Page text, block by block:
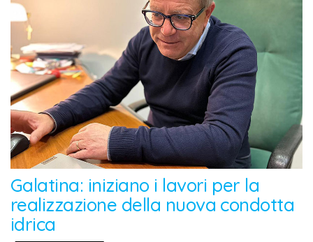
Galatina: iniziano i lavori per la
realizzazione della nuova condotta
idrica